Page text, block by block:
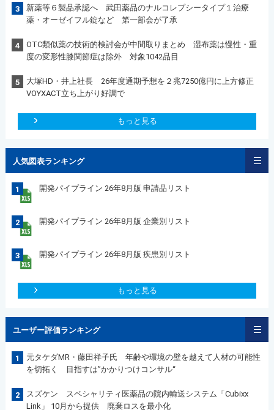
3
新薬等６製品承認へ 武田薬品のナルコレプシータイプ１治療
薬・オーゼイフル錠など 第一部会が了承
4
OTC類似薬の技術的検討会が中間取りまとめ 湿布薬は慢性・重
度の変形性膝関節症は除外 対象1042品目
5
大塚HD・井上社長 26年度通期予想を２兆7250億円に上方修正
VOYXACT立ち上がり好調で
もっと見る
人気図表ランキング
1 開発パイプライン 26年8月版 申請品リスト
2 開発パイプライン 26年8月版 企業別リスト
3 開発パイプライン 26年8月版 疾患別リスト
もっと見る
ユーザー評価ランキング
1
元タケダMR・藤田祥子氏 年齢や環境の壁を越えて人材の可能性
を切拓く 目指すは”かかりつけコンサル“
2
スズケン スペシャリティ医薬品の院内輸送システム「Cubixx
Link」 10月から提供 廃棄ロスを最小化